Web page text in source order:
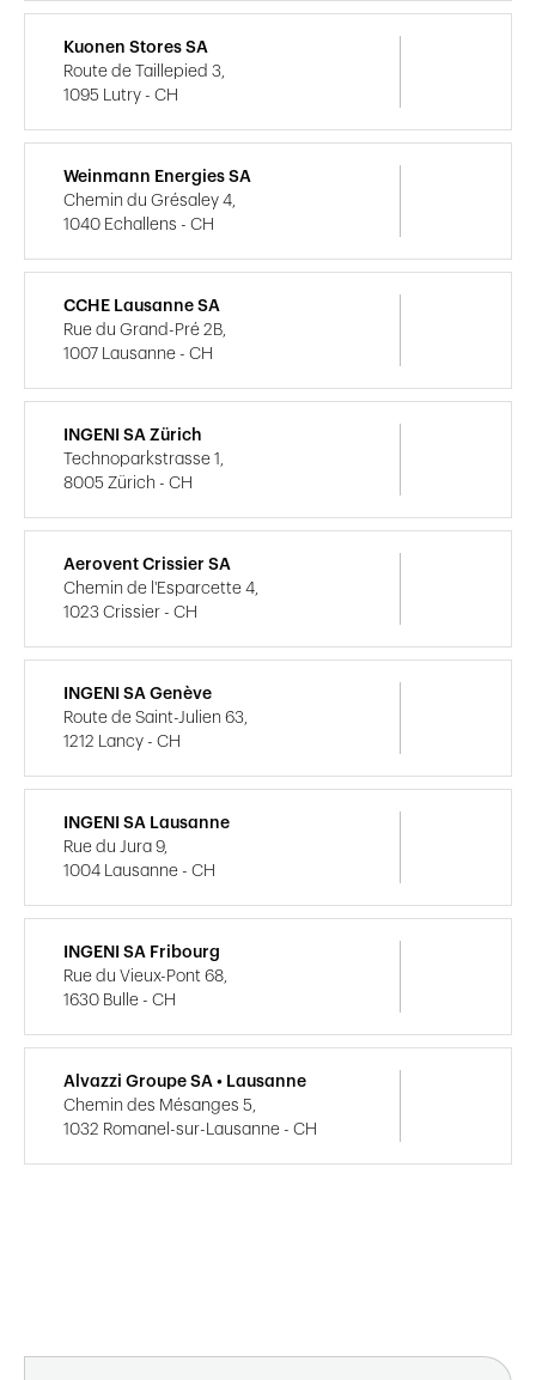
Kuonen Stores SA
Route de Taillepied 3,
1095 Lutry - CH
Weinmann Energies SA
Chemin du Grésaley 4,
1040 Echallens - CH
CCHE Lausanne SA
Rue du Grand-Pré 2B,
1007 Lausanne - CH
INGENI SA Zürich
Technoparkstrasse 1,
8005 Zürich - CH
Aerovent Crissier SA
Chemin de l'Esparcette 4,
1023 Crissier - CH
INGENI SA Genève
Route de Saint-Julien 63,
1212 Lancy - CH
INGENI SA Lausanne
Rue du Jura 9,
1004 Lausanne - CH
INGENI SA Fribourg
Rue du Vieux-Pont 68,
1630 Bulle - CH
Alvazzi Groupe SA • Lausanne
Chemin des Mésanges 5,
1032 Romanel-sur-Lausanne - CH